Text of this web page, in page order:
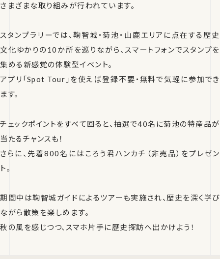
さまざまな取り組みが行われています。
スタンプラリーでは、鞠智城・菊池・山鹿エリアに点在する歴史
文化ゆかりの10か所を巡りながら、スマートフォンでスタンプを
集める新感覚の体験型イベント。
アプリ「Spot Tour」を使えば登録不要・無料で気軽に参加でき
ます。
チェックポイントをすべて回ると、抽選で40名に菊池の特産品が
当たるチャンスも！
さらに、先着800名にはころう君ハンカチ（非売品）をプレゼン
ト。
期間中は鞠智城ガイドによるツアーも実施され、歴史を深く学び
ながら散策を楽しめます。
秋の風を感じつつ、スマホ片手に歴史探訪へ出かけよう！